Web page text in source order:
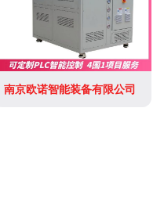
南京欧诺智能装备有限公司